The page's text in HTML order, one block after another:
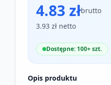
4.83 złbrutto
3.93 zł netto
Dostępne: 100+ szt.
Opis produktu